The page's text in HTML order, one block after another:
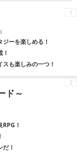
ーを楽しめる！
も楽しみの一つ！
1
ド～
！
！
2